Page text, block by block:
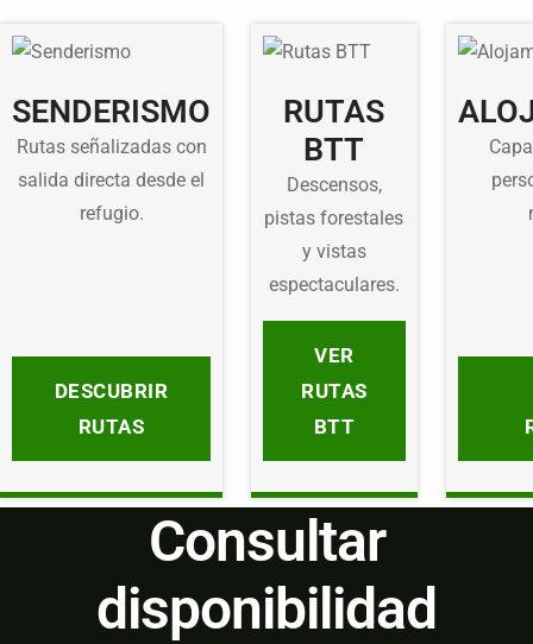
SENDERISMO
Rutas señalizadas con
salida directa desde el
refugio.
DESCUBRIR
RUTAS
RUTAS
BTT
Descensos,
pistas forestales
y vistas
espectaculares.
VER
RUTAS
BTT
Consultar
disponibilidad